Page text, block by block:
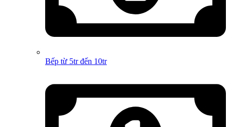
Bếp từ 5tr đến 10tr